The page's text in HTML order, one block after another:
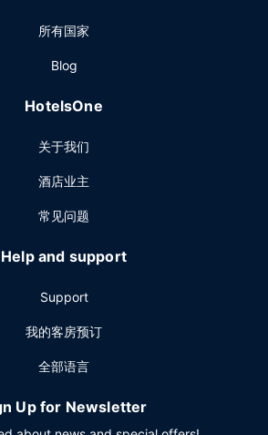
所有国家
Blog
HotelsOne
关于我们
酒店业主
常见问题
Help and support
Support
我的客房预订
全部语言
Up for Newsletter